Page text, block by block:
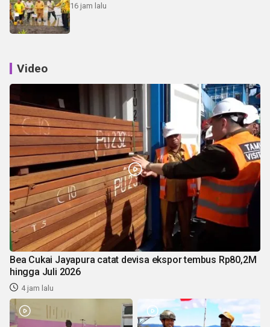
16 jam lalu
Video
Bea Cukai Jayapura catat devisa ekspor tembus Rp80,2M
hingga Juli 2026
4 jam lalu